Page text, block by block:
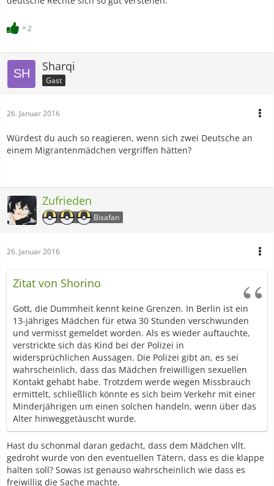
2
Sharqi
Gast
26. Januar 2016
Würdest du auch so reagieren, wenn sich zwei Deutsche an
einem Migrantenmädchen vergriffen hätten?
Zufrieden
Bisafan
26. Januar 2016
Zitat von Shorino
Gott, die Dummheit kennt keine Grenzen. In Berlin ist ein
13-jähriges Mädchen für etwa 30 Stunden verschwunden
und vermisst gemeldet worden. Als es wieder auftauchte,
verstrickte sich das Kind bei der Polizei in
widersprüchlichen Aussagen. Die Polizei gibt an, es sei
wahrscheinlich, dass das Mädchen freiwilligen sexuellen
Kontakt gehabt habe. Trotzdem werde wegen Missbrauch
ermittelt, schließlich könnte es sich beim Verkehr mit einer
Minderjährigen um einen solchen handeln, wenn über das
Alter hinweggetäuscht wurde.
Hast du schonmal daran gedacht, dass dem Mädchen vllt.
gedroht wurde von den eventuellen Tätern, dass es die klappe
halten soll? Sowas ist genauso wahrscheinlich wie dass es
freiwillig die Sache machte.